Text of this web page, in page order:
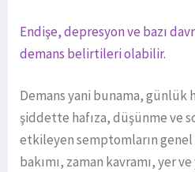
Endişe, depresyon ve bazı
demans belirtileri olabilir.
Demans yani bunama, günlük
şiddette hafıza, düşünme ve
etkileyen semptomların genel
bakımı, zaman kavramı, yer